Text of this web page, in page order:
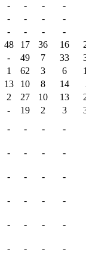
- - -
-
- - -
-
- - -
-
48 17 36 16
- 49 7 33
1 62 3 6
13 10 8 14
2 27 10 13
- 19 2 3
- - - -
- - - -
- - - -
- - - -
- - - -
- - -
-